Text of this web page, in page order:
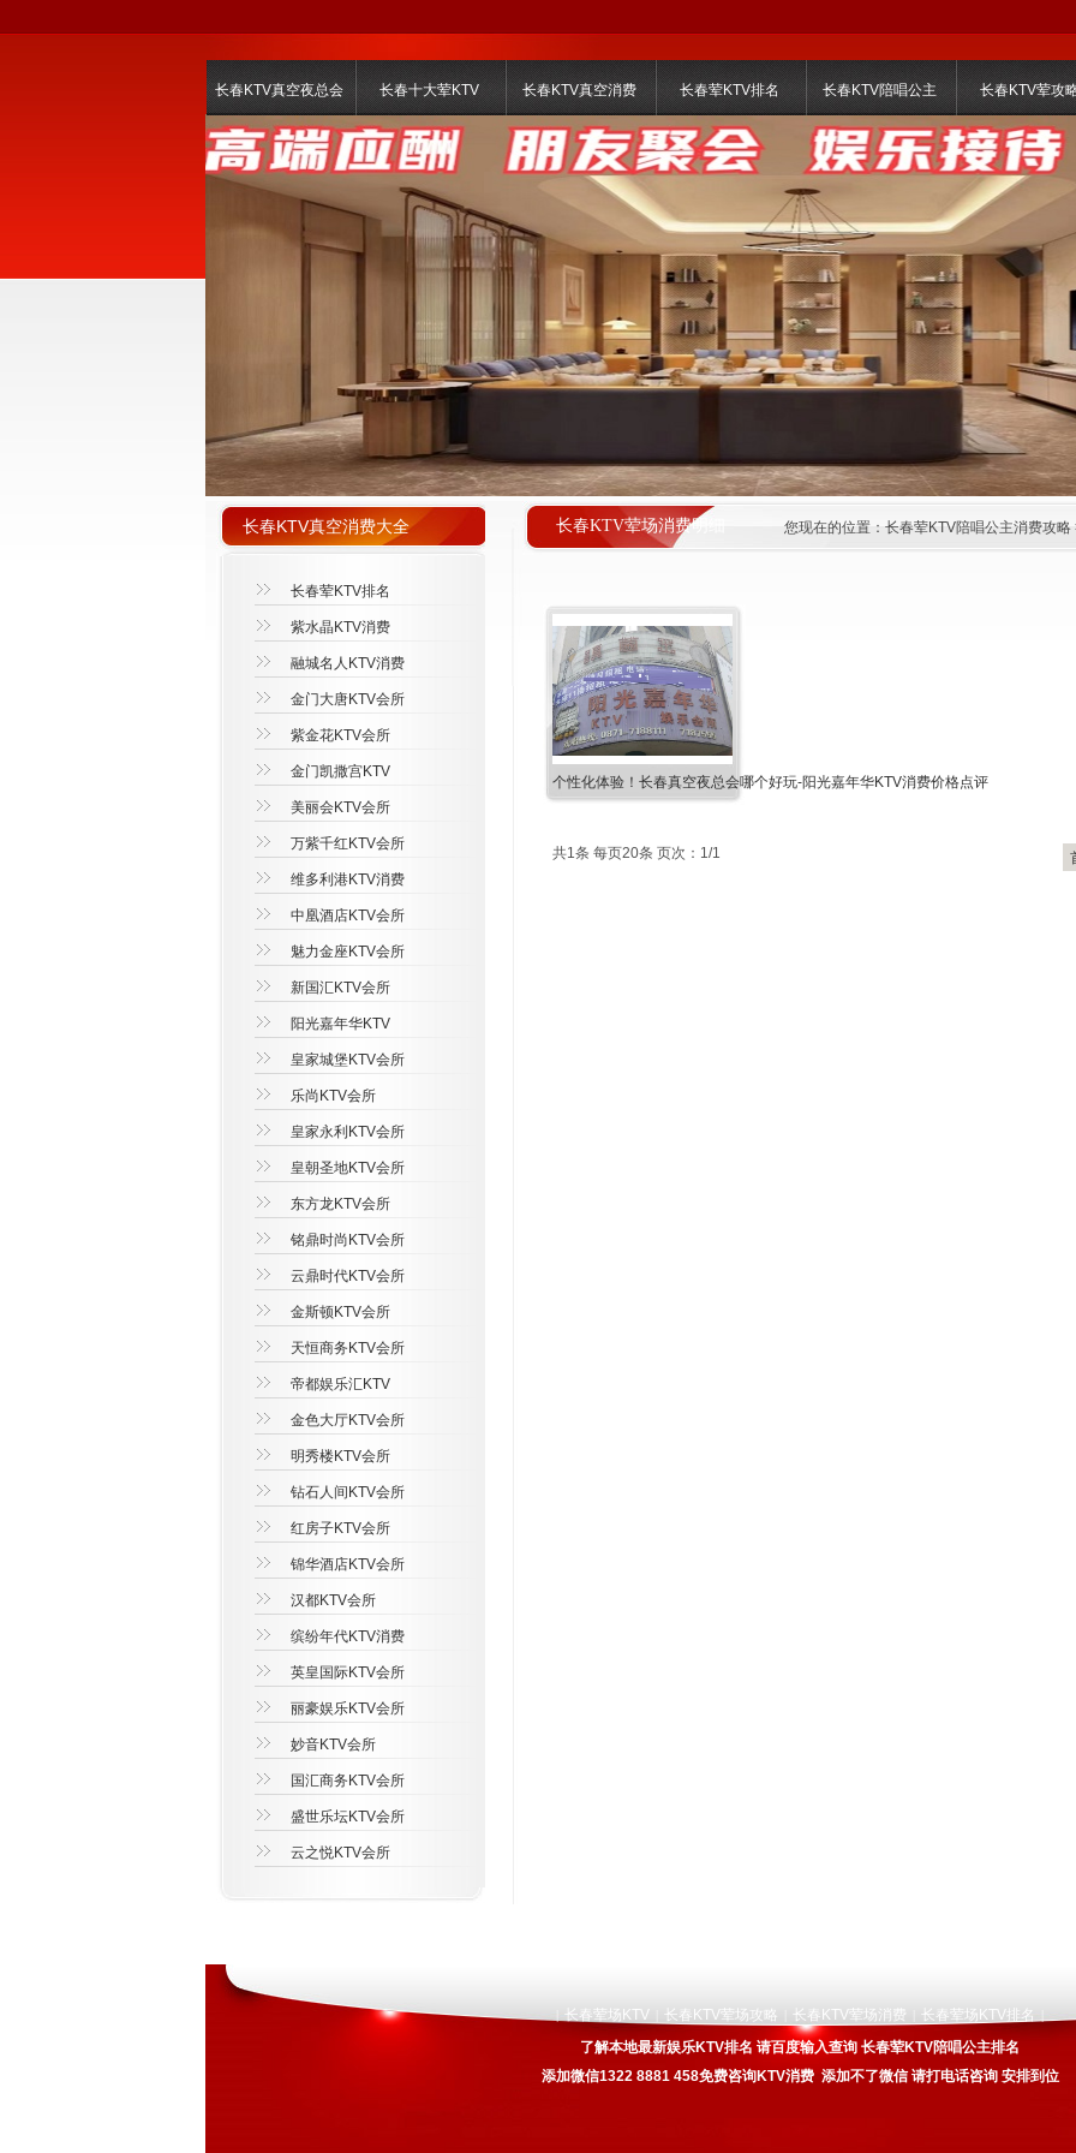
长春KTV真空夜总会 长春十大荤KTV 长春KTV真空消费 长春荤KTV排名 长春KTV陪唱公主 长春KTV荤攻
长春KTV荤场消费明细 您现在的位置： 长春荤KTV陪唱公主消费攻略
个性化体验！长春真空夜总会哪个好玩-阳光嘉年华KTV消费价格点评
共1条 每页20条 页次：1/1
长春KTV真空消费大全
长春荤KTV排名
紫水晶KTV消费
融城名人KTV消费
金门大唐KTV会所
紫金花KTV会所
金门凯撒宫KTV
美丽会KTV会所
万紫千红KTV会所
维多利港KTV消费
中凰酒店KTV会所
魅力金座KTV会所
新国汇KTV会所
阳光嘉年华KTV
皇家城堡KTV会所
乐尚KTV会所
皇家永利KTV会所
皇朝圣地KTV会所
东方龙KTV会所
铭鼎时尚KTV会所
云鼎时代KTV会所
金斯顿KTV会所
天恒商务KTV会所
帝都娱乐汇KTV
金色大厅KTV会所
明秀楼KTV会所
钻石人间KTV会所
红房子KTV会所
锦华酒店KTV会所
汉都KTV会所
缤纷年代KTV消费
英皇国际KTV会所
丽豪娱乐KTV会所
妙音KTV会所
国汇商务KTV会所
盛世乐坛KTV会所
云之悦KTV会所
长春荤场KTV 长春KTV荤场攻略 长春KTV荤场消费 长春荤场KTV排名
了解本地最新娱乐KTV排名 请百度输入查询 长春荤KTV陪唱公主排名
添加微信1322 8881 458免费咨询KTV消费 添加不了微信 请打电话咨询 安排到位